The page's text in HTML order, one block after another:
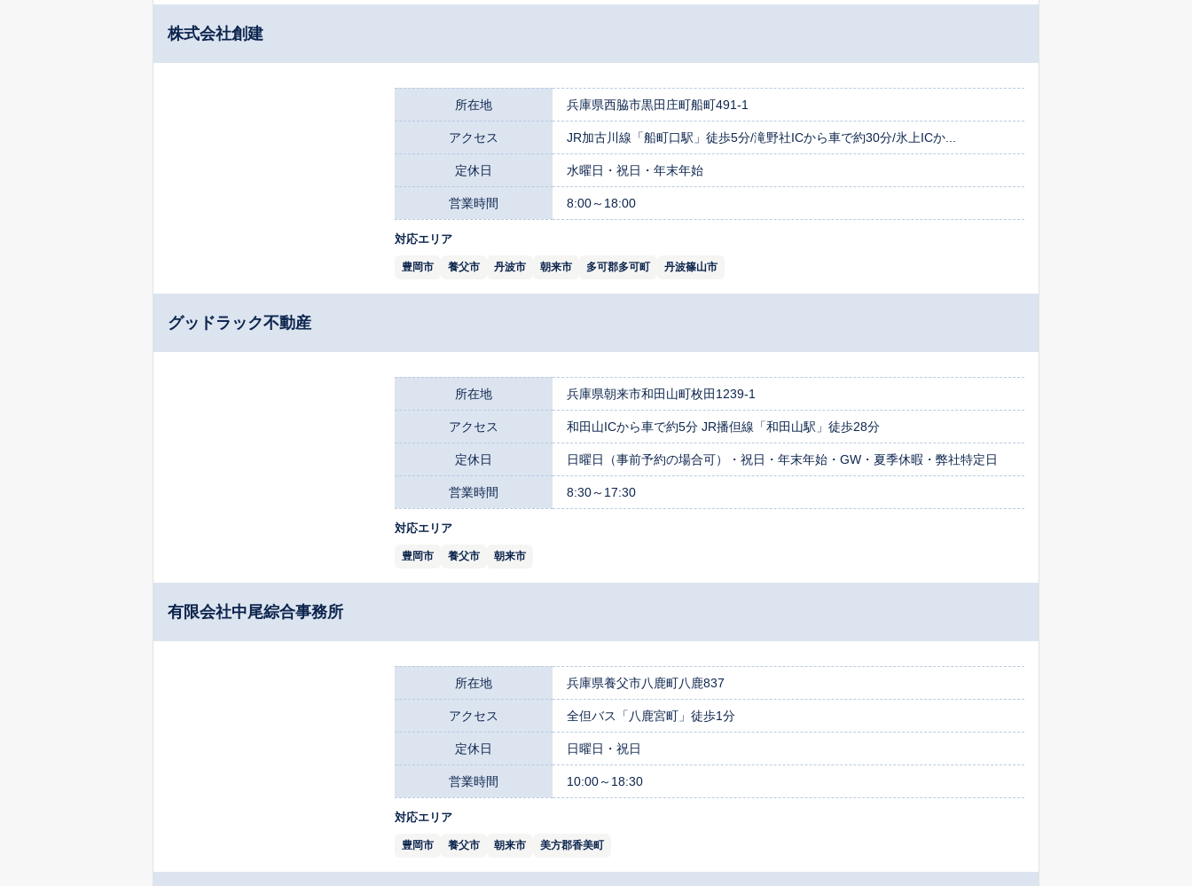
株式会社創建
所在地 兵庫県西脇市黒田庄町船町491-1
アクセス JR加古川線「船町口駅」徒歩5分/滝野社ICから車で約30分/氷上ICか...
定休日 水曜日・祝日・年末年始
営業時間 8:00～18:00
対応エリア
豊岡市 養父市 丹波市 朝来市 多可郡多可町 丹波篠山市
グッドラック不動産
所在地 兵庫県朝来市和田山町枚田1239-1
アクセス 和田山ICから車で約5分 JR播但線「和田山駅」徒歩28分
定休日 日曜日（事前予約の場合可）・祝日・年末年始・GW・夏季休暇・弊社特定日
営業時間 8:30～17:30
対応エリア
豊岡市 養父市 朝来市
有限会社中尾綜合事務所
所在地 兵庫県養父市八鹿町八鹿837
アクセス 全但バス「八鹿宮町」徒歩1分
定休日 日曜日・祝日
営業時間 10:00～18:30
対応エリア
豊岡市 養父市 朝来市 美方郡香美町